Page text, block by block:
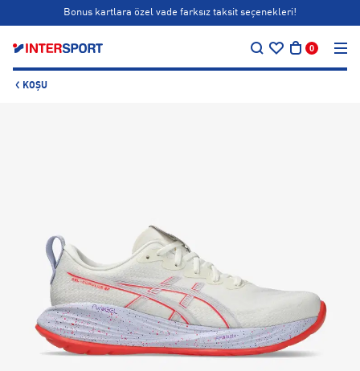
Bonus kartlara özel vade farksız taksit seçenekleri!
0
KOŞU